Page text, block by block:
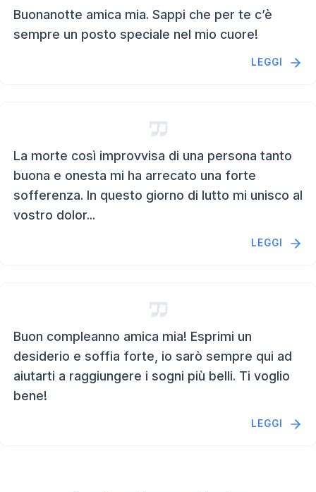
Buonanotte amica mia. Sappi che per te c’è
sempre un posto speciale nel mio cuore!
LEGGI
La morte così improvvisa di una persona tanto
buona e onesta mi ha arrecato una forte
sofferenza. In questo giorno di lutto mi unisco al
vostro dolor...
LEGGI
Buon compleanno amica mia! Esprimi un
desiderio e soffia forte, io sarò sempre qui ad
aiutarti a raggiungere i sogni più belli. Ti voglio
bene!
LEGGI